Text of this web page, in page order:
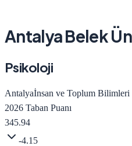
Antalya Belek
Psikoloji
Antalyaİnsan ve Toplum Bilimleri
2026 Taban Puanı
345.94
-4.15